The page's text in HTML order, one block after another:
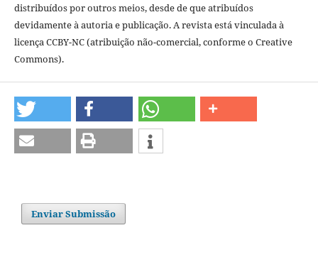
distribuídos por outros meios, desde de que atribuídos
devidamente à autoria e publicação. A revista está vinculada à
licença CCBY-NC (atribuição não-comercial, conforme o Creative
Commons).
Enviar Submissão